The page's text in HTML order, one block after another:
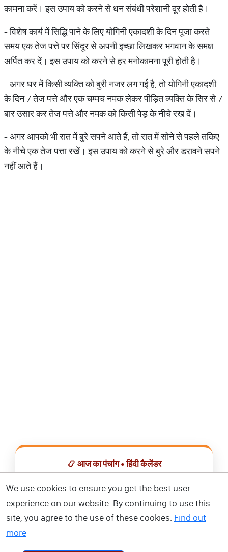
कामना करें। इस उपाय को करने से धन संबंधी परेशानी दूर होती है।
- विशेष कार्य में सिद्धि पाने के लिए योगिनी एकादशी के दिन पूजा करते
समय एक तेज पत्ते पर सिंदूर से अपनी इच्छा लिखकर भगवान के समक्ष
अर्पित कर दें। इस उपाय को करने से हर मनोकामना पूरी होती है।
- अगर घर में किसी व्यक्ति को बुरी नजर लग गई है, तो योगिनी एकादशी
के दिन 7 तेज पत्ते और एक चम्मच नमक लेकर पीड़ित व्यक्ति के सिर से 7
बार उसार कर तेज पत्ते और नमक को किसी पेड़ के नीचे रख दें।
- अगर आपको भी रात में बुरे सपने आते हैं, तो रात में सोने से पहले तकिए
के नीचे एक तेज पत्ता रखें। इस उपाय को करने से बुरे और डरावने सपने
नहीं आते हैं।
📿 आज का पंचांग • हिंदी कैलेंडर
📅 हिंदी कैलेंडर ऐप डाउनलोड करें
We use cookies to ensure you get the best user
experience on our website. By continuing to use this
site, you agree to the use of these cookies. Find out
more